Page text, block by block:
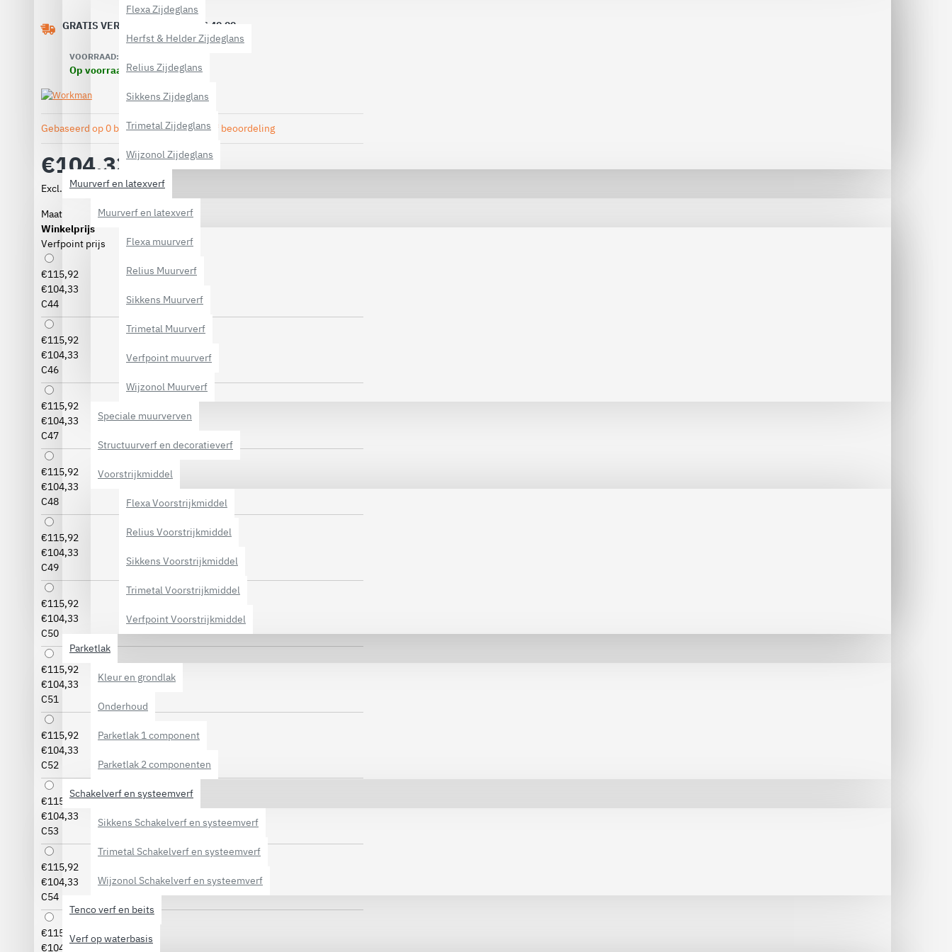
Flexa Zijdeglans
Herfst & Helder Zijdeglans
Relius Zijdeglans
Sikkens Zijdeglans
Trimetal Zijdeglans
Wijzonol Zijdeglans
Muurverf en latexverf
Muurverf en latexverf
Flexa muurverf
Relius Muurverf
Sikkens Muurverf
Trimetal Muurverf
Verfpoint muurverf
Wijzonol Muurverf
Speciale muurverven
Structuurverf en decoratieverf
Voorstrijkmiddel
Flexa Voorstrijkmiddel
Relius Voorstrijkmiddel
Sikkens Voorstrijkmiddel
Trimetal Voorstrijkmiddel
Verfpoint Voorstrijkmiddel
Parketlak
Kleur en grondlak
Onderhoud
Parketlak 1 component
Parketlak 2 componenten
Schakelverf en systeemverf
Sikkens Schakelverf en systeemverf
Trimetal Schakelverf en systeemverf
Wijzonol Schakelverf en systeemverf
Tenco verf en beits
Verf op waterbasis
GRATIS VERZENDING VANAF € 40,00
VOORRAAD:
Op voorraad
Gebaseerd op 0 beoordeling(en).-Geef beoordeling
€104,33
Excl. BTW: €86,22
Maat
Winkelprijs
Verfpoint prijs
€115,92
€104,33
C44
€115,92
€104,33
C46
€115,92
€104,33
C47
€115,92
€104,33
C48
€115,92
€104,33
C49
€115,92
€104,33
C50
€115,92
€104,33
C51
€115,92
€104,33
C52
€115,92
€104,33
C53
€115,92
€104,33
C54
€115,92
€104,33